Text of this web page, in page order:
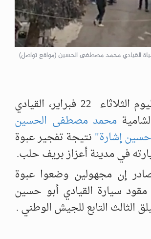
القيادي محمد مصطفى الحسين (مواقع تواصل)
قتل صباح اليوم الثلاثاء 22 فبراير، القيادي
محمد مصطفى الحسين
إشارة" نتيجة تفجير عبوة
في مدينة أعزاز بريف حلب.
إن مجهولين وضعوا عبوة
سيارة القيادي أبو حسين
الثالث التابع للجيش الوطني .